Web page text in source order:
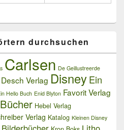
durchsuchen
Carlsen De Geillustreerde
Desch Verlag DisneyEin
Hello Buch Enid Blyton Favorit Verlag
Hebel Verlag
Verlag Katalog Kleinen Disney